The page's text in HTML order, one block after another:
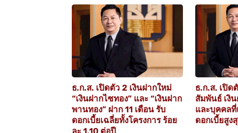
ธ.ก.ส. เปิดตัว 2 เงินฝากใหม่
“เงินฝากไซทอง” และ “เงินฝาก
พานทอง” ฝาก 11 เดือน รับ
ดอกเบี้ยเฉลี่ยทั้งโครงการ ร้อย
ละ 1.10 ต่อปี
ธ.ก.ส. เปิด
สัมพันธ์ เงิ
และบุคคลที่
ดอกเบี้ยสูง